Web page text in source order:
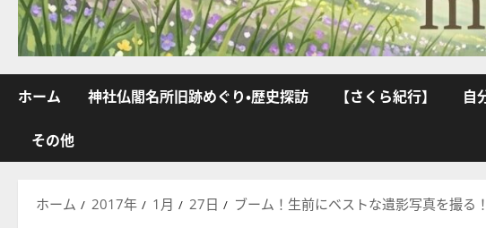
ホーム 神社仏閣名所旧跡めぐり・歴史探訪 【さくら紀行】 自
その他
ホーム 2017年 1月 27日 ブーム！生前にベストな遺影写真を撮る